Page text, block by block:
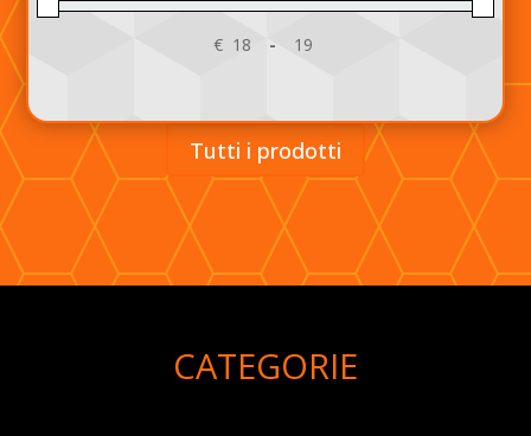
€
Minimum Price
-
Maximum Price
Tutti i prodotti
CATEGORIE